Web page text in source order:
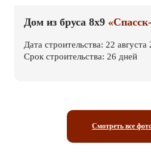
Дом из бруса 8х9
Дата строительства: 22 августа
Срок строительства: 26 дней
Смотреть все